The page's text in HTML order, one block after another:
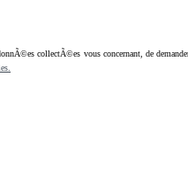
collectÃ©es vous concernant, de